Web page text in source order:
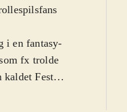
i en fantasy-
fx trolde
Feste.